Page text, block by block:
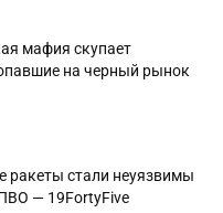
мафия скупает
на черный рынок
ракеты стали неуязвимы
— 19FortyFive